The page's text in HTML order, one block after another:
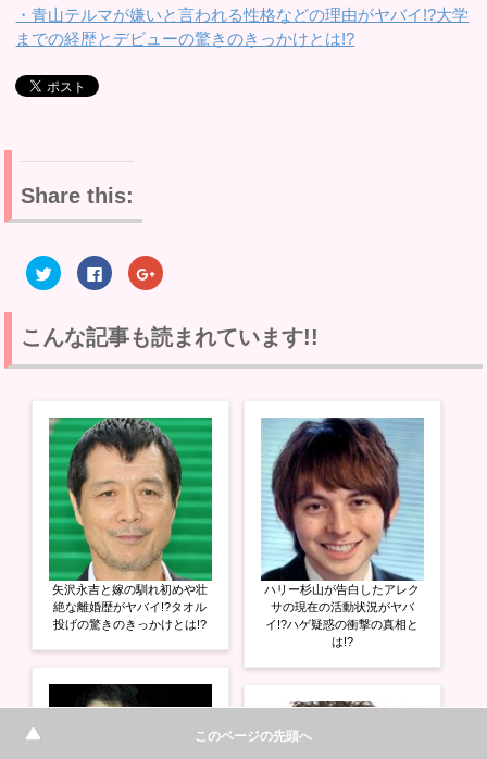
・青山テルマが嫌いと言われる性格などの理由がヤバイ!?大学
までの経歴とデビューの驚きのきっかけとは!?
Share this:
ク
リ
て
T
w
i
r
で
共
有
(
新
し
い
ウ
ィ
ン
ド
ウ
で
開
き
ま
す
F
a
o
o
k
で
る
に
は
リ
ッ
ク
し
て
く
だ
さ
い
(
新
し
い
ウ
ド
ウ
で
ク
リ
し
て
G
o
o
+
で
共
有
(
新
し
い
ィ
ン
ド
ウ
で
開
き
ま
す
こんな記事も読まれています!!
矢沢永吉と嫁の馴れ初めや壮
絶な離婚歴がヤバイ!?タオル
投げの驚きのきっかけとは!?
ハリー杉山が告白したアレク
サの現在の活動状況がヤバ
イ!?ハゲ疑惑の衝撃の真相と
は!?
このページの先頭へ